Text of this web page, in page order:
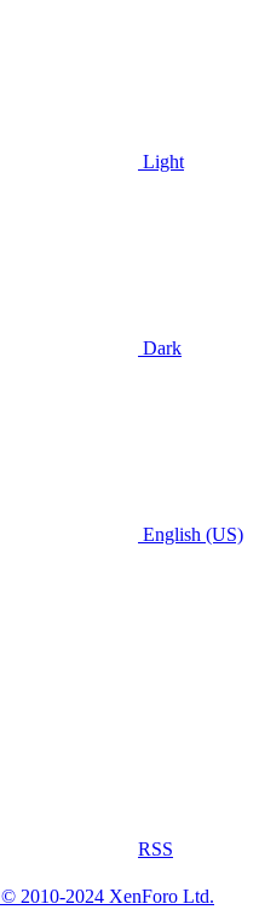
Light
Dark
English (US)
RSS
© 2010-2024 XenForo Ltd.